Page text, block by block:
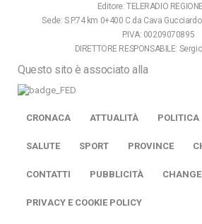
Editore: TELERADIO
Sede: S.P.74 km 0+400 C.da Cava
P.IVA: 00209070895
DIRETTORE RESPONSABILE:
Questo sito è associato alla
CRONACA ATTUALITÀ POLITICA
SALUTE SPORT PROVINCE
CONTATTI PUBBLICITÀ
PRIVACY E COOKIE POLICY